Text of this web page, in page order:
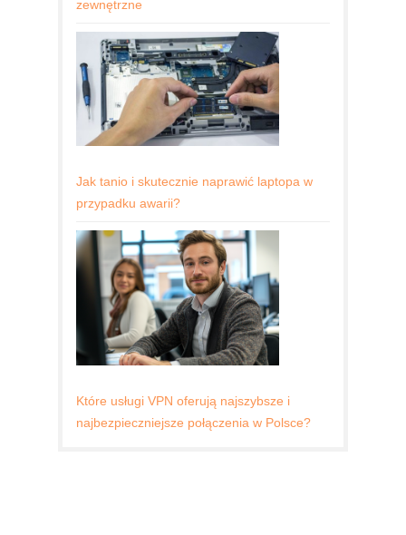
zewnętrzne
Jak tanio i skutecznie naprawić laptopa w
przypadku awarii?
Które usługi VPN oferują najszybsze i
najbezpieczniejsze połączenia w Polsce?